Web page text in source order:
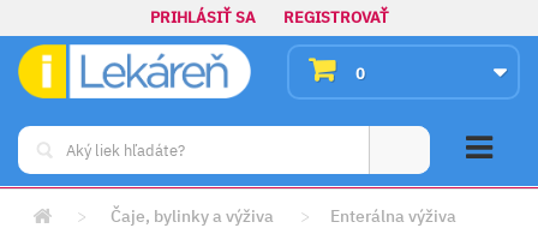
PRIHLÁSIŤ SA REGISTROVAŤ
0
> Čaje, bylinky a výživa >
Enterálna výživa